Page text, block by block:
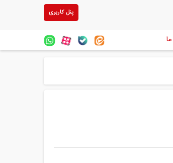
پنل کاربری